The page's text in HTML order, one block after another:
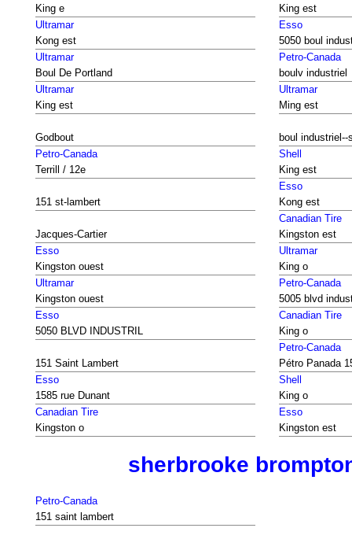
King e
King est
Ultramar
Kong est
Esso
5050 boul
Ultramar
Boul De Portland
Petro-Canada
boulv industriel
Ultramar
King est
Ultramar
Ming est
Godbout
boul industriel--
Petro-Canada
Terrill / 12e
Shell
King est
151 st-lambert
Esso
Kong est
Jacques-Cartier
Canadian Tire
Kingston est
Esso
Kingston ouest
Ultramar
King o
Ultramar
Kingston ouest
Petro-Canada
5005 blvd
Esso
5050 BLVD INDUSTRIL
Canadian Tire
King o
151 Saint Lambert
Petro-Canada
Pétro Panada
Esso
1585 rue Dunant
Shell
King o
Canadian Tire
Kingston o
Esso
Kingston est
sherbrooke
Petro-Canada
151 saint lambert